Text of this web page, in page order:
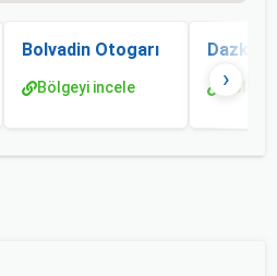
Bolvadin Otogarı
Bölgeyi incele
Dazkırı
›